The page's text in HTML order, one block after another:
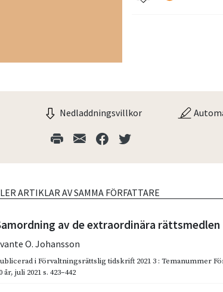
Nedladdningsvillkor
ARTIKLAR AV SAMMA FÖRFATTARE
av de extraordinära rättsmedlen
O. Johansson
iFörvaltningsrättslig tidskrift 2021 3 : Temanummer
år,juli 2021 s. 423–442